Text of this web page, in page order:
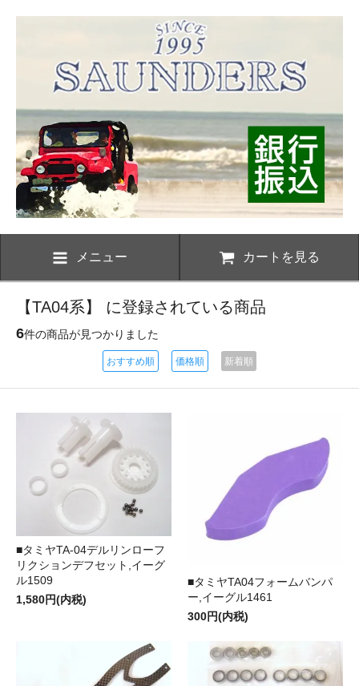
メニュー カートを見る
【TA04系】 に登録されている商品
6件の商品が見つかりました
おすすめ順 価格順 新着順
■タミヤTA-04デルリンローフ
リクションデフセット,イーグ
ル1509
1,580円(内税)
■タミヤTA04フォームバンパ
ー,イーグル1461
300円(内税)